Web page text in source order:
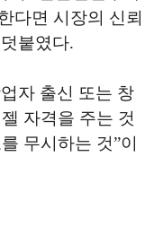
다면 시장의 신뢰
붙였다.
자 출신 또는 창
자격을 주는 것
무시하는 것”이